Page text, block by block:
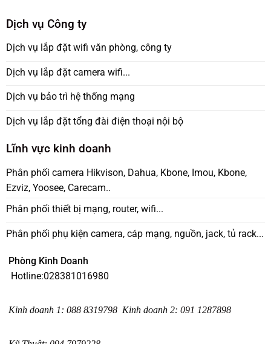
Dịch vụ Công ty
Dịch vụ lắp đặt wifi văn phòng, công ty
Dịch vụ lắp đặt camera wifi...
Dịch vụ bảo trì hệ thống mạng
Dịch vụ lắp đặt tổng đài điện thoại nội bộ
Lĩnh vực kinh doanh
Phân phối camera Hikvison, Dahua, Kbone, Imou, Kbone,
Ezviz, Yoosee, Carecam..
Phân phối thiết bị mạng, router, wifi...
Phân phối phụ kiện camera, cáp mạng, nguồn, jack, tủ rack...
Phòng Kinh Doanh
Hotline:028381016980
Kinh doanh 1: 088 8319798 Kinh doanh 2: 091 1287898